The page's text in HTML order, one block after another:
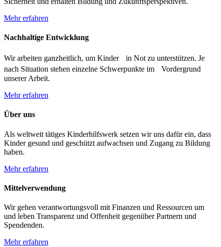
Mehr erfahren
Nachhaltige Entwicklung
Wir arbeiten ganzheitlich, um Kinder in Not zu unterstützen. Je
nach Situation stehen einzelne Schwerpunkte im Vordergrund
unserer Arbeit.
Mehr erfahren
Über uns
Als weltweit tätiges Kinderhilfswerk setzen wir uns dafür ein, dass
Kinder gesund und geschützt aufwachsen und Zugang zu Bildung
haben.
Mehr erfahren
Mittelverwendung
Wir gehen verantwortungsvoll mit Finanzen und Ressourcen um
und leben Transparenz und Offenheit gegenüber Partnern und
Spendenden.
Mehr erfahren